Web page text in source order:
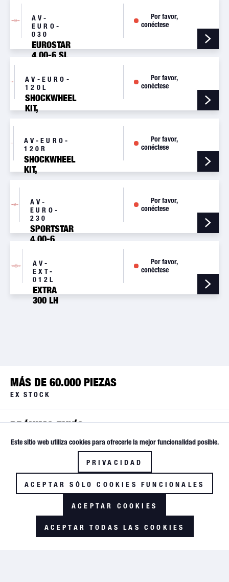
WHEEL
ASSY
AV-
EURO-
030
EUROSTAR
4.00-6 SL
WHEEL
ASSY
Por favor,
conéctese
AV-EURO-
120L
SHOCKWHEEL
KIT,
Por favor,
conéctese
AV-EURO-
120R
SHOCKWHEEL
KIT,
Por favor,
conéctese
AV-
EURO-
230
SPORTSTAR
4.00-6
WHEEL
ASSY
Por favor,
conéctese
AV-
EXT-
012L
EXTRA
300 LH
Por favor,
conéctese
MÁS DE 60.000 PIEZAS
EX STOCK
PRÓXIMO ENVÍO
ENVÍO INSTANTÁNEO
HASTA LAS 17:30
SERVICE-HOTLINE
+49 (0) 5674 / 704 22
Funktionale Activo
Tracking Inactivo
Este sitio web utiliza cookies para ofrecerle la mejor funcionalidad posible.
PRIVACIDAD
ACEPTAR SÓLO COOKIES FUNCIONALES
ACEPTAR COOKIES
ACEPTAR TODAS LAS COOKIES